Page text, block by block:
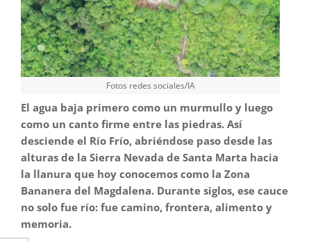
Fotos redes sociales/IA
El agua baja primero como un murmullo y luego
como un canto firme entre las piedras. Así
desciende el Río Frío, abriéndose paso desde las
alturas de la Sierra Nevada de Santa Marta hacia
la llanura que hoy conocemos como la Zona
Bananera del Magdalena. Durante siglos, ese cauce
no solo fue río: fue camino, frontera, alimento y
memoria.